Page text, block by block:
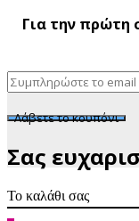
Για την πρώτη
Λάβετε το κουπόνι
Σας
Το καλάθι σας